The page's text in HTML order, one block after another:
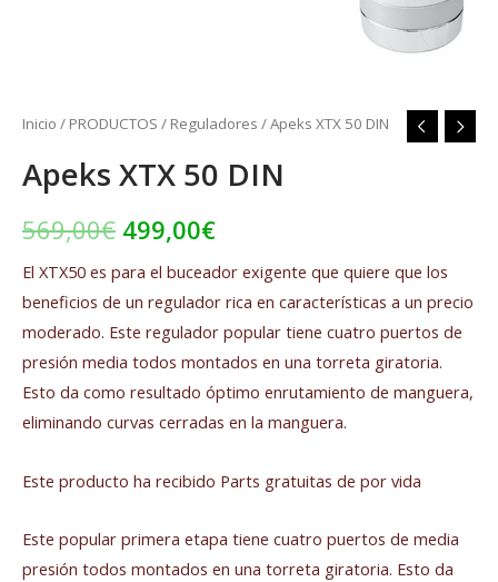
Inicio / PRODUCTOS / Reguladores / Apeks XTX 50 DIN
Apeks XTX 50 DIN
569,00€ 499,00€
El XTX50 es para el buceador exigente que quiere que los
beneficios de un regulador rica en características a un precio
moderado. Este regulador popular tiene cuatro puertos de
presión media todos montados en una torreta giratoria.
Esto da como resultado óptimo enrutamiento de manguera,
eliminando curvas cerradas en la manguera.
Este producto ha recibido Parts gratuitas de por vida
Este popular primera etapa tiene cuatro puertos de media
presión todos montados en una torreta giratoria. Esto da